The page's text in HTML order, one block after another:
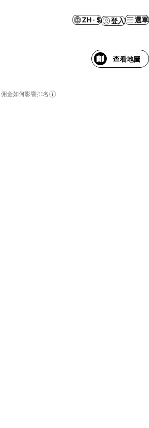
ZH · $ 登入 選單
查看地圖
佣金如何影響排名